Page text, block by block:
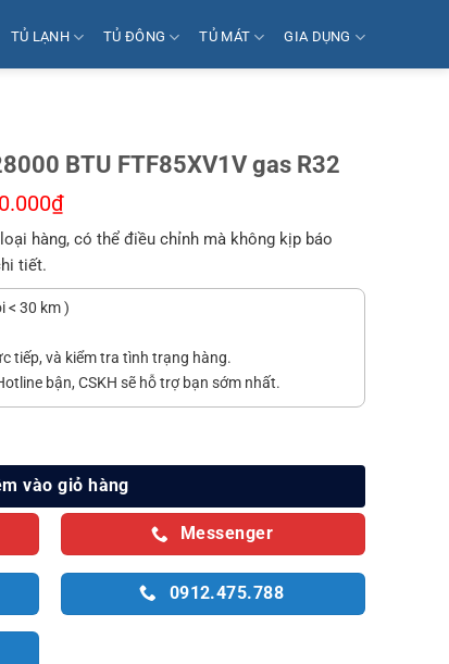
TỦ LẠNH TỦ ĐÔNG TỦ MÁT GIA DỤNG
BTU FTF85XV1V gas R32
₫
hàng, có thể điều chỉnh mà không kịp báo
tiết.
< 30 km )
tiếp, và kiểm tra tình trạng hàng.
bận, CSKH sẽ hỗ trợ bạn sớm nhất.
gas R32 số lượng
vào giỏ hàng
Messenger
0912.475.788